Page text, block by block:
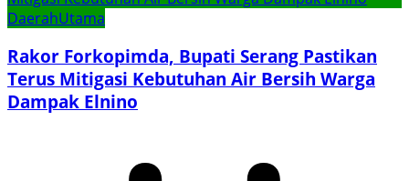
DaerahUtama
Rakor Forkopimda, Bupati Serang Pastikan
Terus Mitigasi Kebutuhan Air Bersih Warga
Dampak Elnino